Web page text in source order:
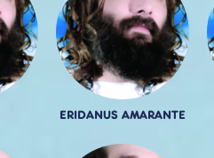
ERIDANUS AMARANTE